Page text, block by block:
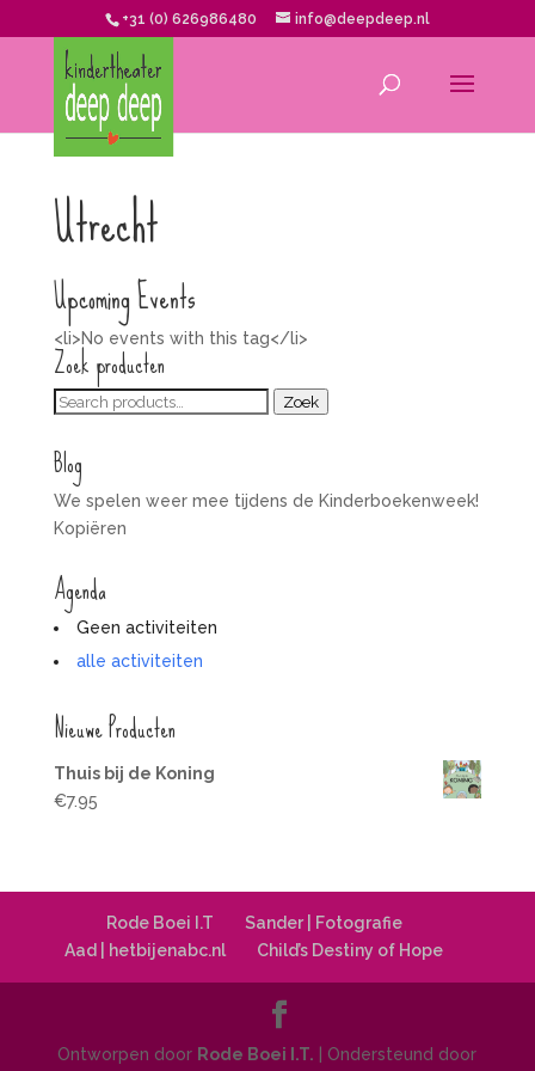
+31 (0) 626986480 info@deepdeep.nl
Utrecht
Upcoming Events
<li>No events with this tag</li>
Zoek producten
Zoeken
Zoek
Blog
We spelen weer mee tijdens de Kinderboekenweek!
Kopiëren
Agenda
Geen activiteiten
alle activiteiten
Nieuwe Producten
Thuis bij de Koning
€7.95
Rode Boei I.T
Sander | Fotografie
Aad | hetbijenabc.nl
Child’s Destiny of Hope
Ontworpen door Rode Boei I.T. | Ondersteund door